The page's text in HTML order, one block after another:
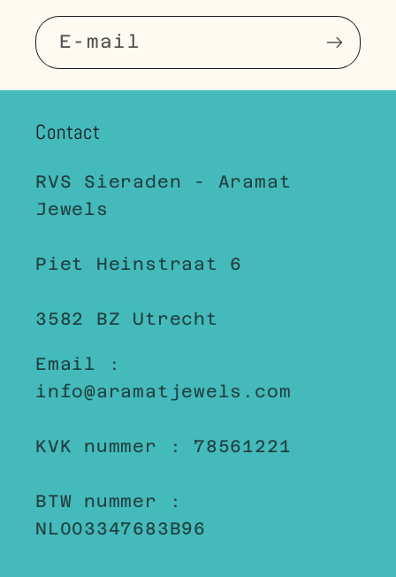
E‑mail
Contact
RVS Sieraden - Aramat
Jewels
Piet Heinstraat 6
3582 BZ Utrecht
Email :
info@aramatjewels.com
KVK nummer : 78561221
BTW nummer :
NL003347683B96